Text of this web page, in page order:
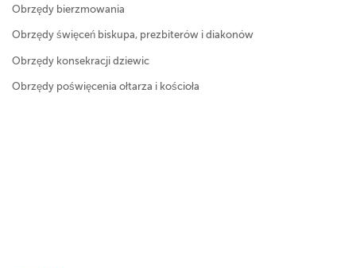
Obrzędy bierzmowania
Obrzędy święceń biskupa, prezbiterów i diakonów
Obrzędy konsekracji dziewic
Obrzędy poświęcenia ołtarza i kościoła